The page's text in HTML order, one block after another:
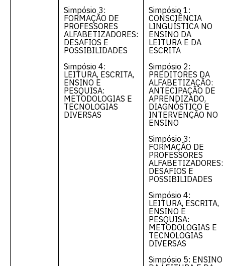
Simpósio 3:
FORMAÇÃO DE
PROFESSORES
ALFABETIZADORES:
DESAFIOS E
POSSIBILIDADES
Simpósio 4:
LEITURA, ESCRITA,
ENSINO E
PESQUISA:
METODOLOGIAS E
TECNOLOGIAS
DIVERSAS
Simpósio 1:
CONSCIÊNCIA
LINGUÍSTICA NO
ENSINO DA
LEITURA E DA
ESCRITA
Simpósio 2:
PREDITORES DA
ALFABETIZAÇÃO:
ANTECIPAÇÃO DE
APRENDIZADO,
DIAGNÓSTICO E
INTERVENÇÃO NO
ENSINO
Simpósio 3:
FORMAÇÃO DE
PROFESSORES
ALFABETIZADORES:
DESAFIOS E
POSSIBILIDADES
Simpósio 4:
LEITURA, ESCRITA,
ENSINO E
PESQUISA:
METODOLOGIAS E
TECNOLOGIAS
DIVERSAS
Simpósio 5: ENSINO